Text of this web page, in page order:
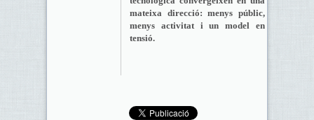
mateixa direcció: menys públic,
menys activitat i un model en
tensió.